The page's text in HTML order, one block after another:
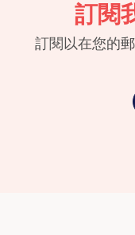
訂閱
訂閱以在您的